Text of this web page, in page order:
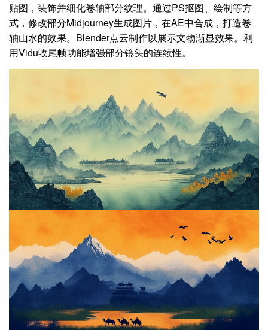
贴图，装饰并细化卷轴部分纹理。通过PS抠图、绘制等方
式，修改部分Midjourney生成图片，在AE中合成，打造卷
轴山水的效果。Blender点云制作以展示文物渐显效果。利
用Vidu收尾帧功能增强部分镜头的连续性。